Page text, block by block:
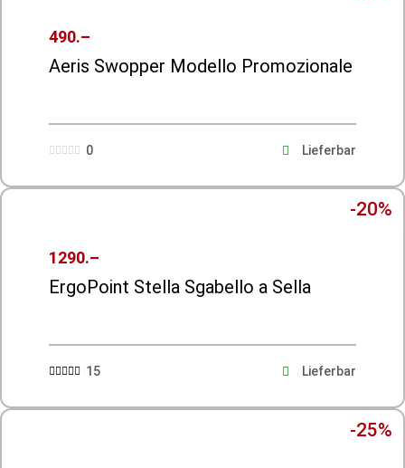
490.–
Aeris Swopper Modello Promozionale
0
     Lieferbar
-20%
1290.–
ErgoPoint Stella Sgabello a Sella
15
 Lieferbar
-25%